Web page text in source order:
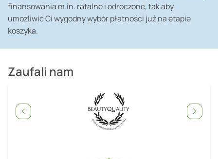
finansowania m.in. ratalne i odroczone, tak aby
umożliwić Ci wygodny wybór płatności już na etapie
koszyka.
Zaufali nam